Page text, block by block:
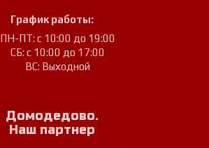
График работы:
ПН-ПТ: с 10:00 до 19:00
СБ: с 10:00 до 17:00
ВС: Выходной
Домодедово.
Наш партнер